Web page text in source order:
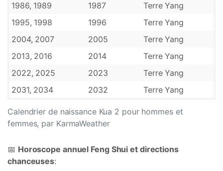
Calendrier de naissance Kua 2 pour hommes et
femmes, par KarmaWeather
1986, 1989
1987
Terre Yang
1995, 1998
1996
Terre Yang
2004, 2007
2005
Terre Yang
2013, 2016
2014
Terre Yang
2022, 2025
2023
Terre Yang
2031, 2034
2032 Terre Yang
📅 Horoscope annuel Feng Shui et directions
chanceuses: